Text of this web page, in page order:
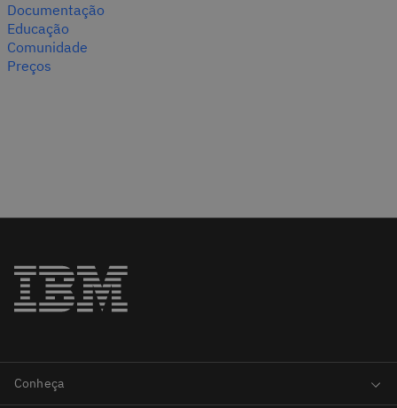
Documentação
Educação
Comunidade
Preços